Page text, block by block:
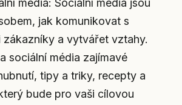
média: Sociální média jsou
jak komunikovat s
zákazníky a vytvářet vztahy.
sociální média zajímavé
tipy a triky, recepty a
bude pro vaši cílovou